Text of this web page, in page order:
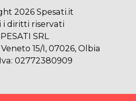
2026 Spesati.it
i diritti riservati
SRL
15/I, 07026, Olbia
02772380909